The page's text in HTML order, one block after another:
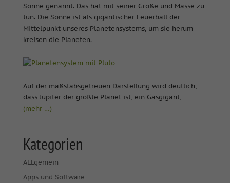
Sonne genannt. Das hat mit seiner Größe und Masse zu
tun. Die Sonne ist als gigantischer Feuerball der
Mittelpunkt unseres Planetensystems, um sie herum
kreisen die Planeten.
Auf der maßstabsgetreuen Darstellung wird deutlich,
dass Jupiter der größte Planet ist, ein Gasgigant,
(mehr …)
Kategorien
ALLgemein
Apps und Software